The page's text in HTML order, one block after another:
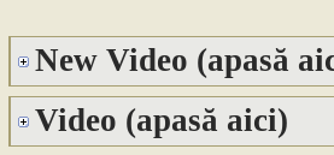
New Video (apasă
Video (apasă aici)